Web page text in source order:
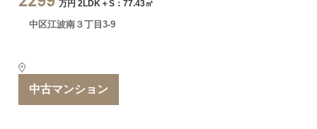
万円 2LDK＋S：77.43㎡
中区江波南３丁目3-9
中古マンション